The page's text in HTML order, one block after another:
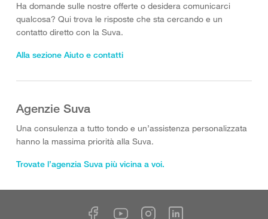
Ha domande sulle nostre offerte o desidera comunicarci
qualcosa? Qui trova le risposte che sta cercando e un
contatto diretto con la Suva.
Alla sezione Aiuto e contatti
Agenzie Suva
Una consulenza a tutto tondo e un’assistenza personalizzata
hanno la massima priorità alla Suva.
Trovate l’agenzia Suva più vicina a voi.